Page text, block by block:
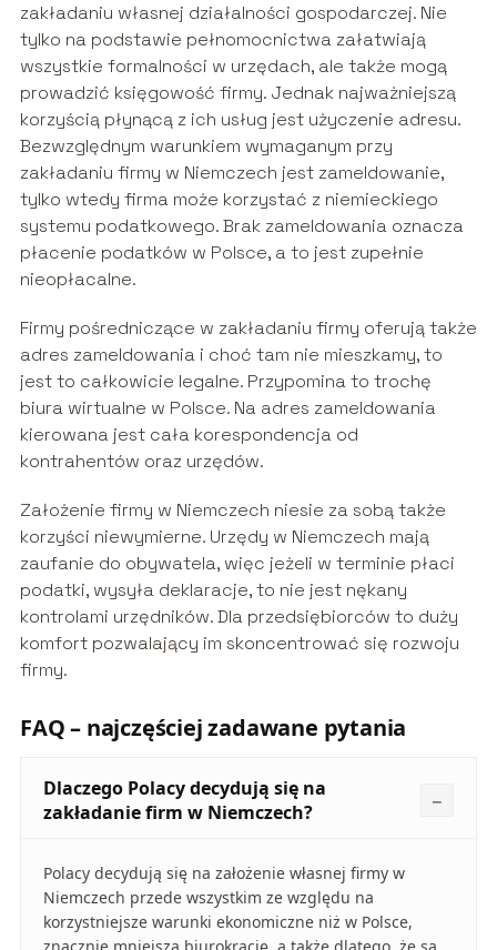
zakładaniu własnej działalności gospodarczej. Nie
tylko na podstawie pełnomocnictwa załatwiają
wszystkie formalności w urzędach, ale także mogą
prowadzić księgowość firmy. Jednak najważniejszą
korzyścią płynącą z ich usług jest użyczenie adresu.
Bezwzględnym warunkiem wymaganym przy
zakładaniu firmy w Niemczech jest zameldowanie,
tylko wtedy firma może korzystać z niemieckiego
systemu podatkowego. Brak zameldowania oznacza
płacenie podatków w Polsce, a to jest zupełnie
nieopłacalne.
Firmy pośredniczące w zakładaniu firmy oferują także
adres zameldowania i choć tam nie mieszkamy, to
jest to całkowicie legalne. Przypomina to trochę
biura wirtualne w Polsce. Na adres zameldowania
kierowana jest cała korespondencja od
kontrahentów oraz urzędów.
Założenie firmy w Niemczech niesie za sobą także
korzyści niewymierne. Urzędy w Niemczech mają
zaufanie do obywatela, więc jeżeli w terminie płaci
podatki, wysyła deklaracje, to nie jest nękany
kontrolami urzędników. Dla przedsiębiorców to duży
komfort pozwalający im skoncentrować się rozwoju
firmy.
FAQ – najczęściej zadawane pytania
Dlaczego Polacy decydują się na
zakładanie firm w Niemczech?
Polacy decydują się na założenie własnej firmy w
Niemczech przede wszystkim ze względu na
korzystniejsze warunki ekonomiczne niż w Polsce,